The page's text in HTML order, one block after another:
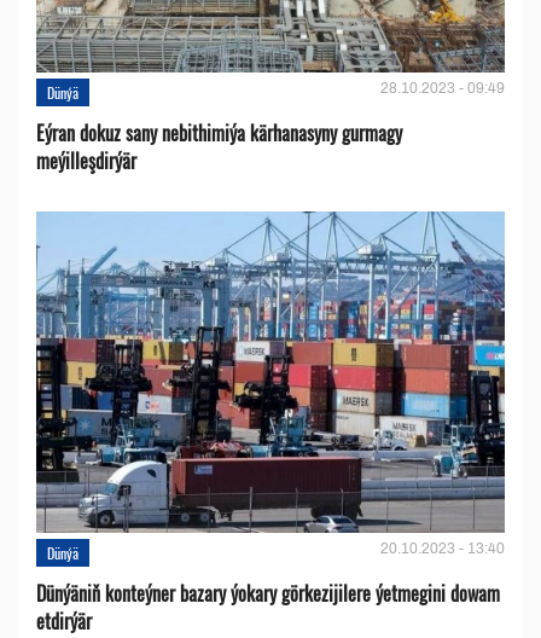
Dünýä 28.10.2023 - 09:49
Eýran dokuz sany nebithimiýa kärhanasyny gurmagy
meýilleşdirýär
Dünýä 20.10.2023 - 13:40
Dünýäniň konteýner bazary ýokary görkezijilere ýetmegini dowam
etdirýär